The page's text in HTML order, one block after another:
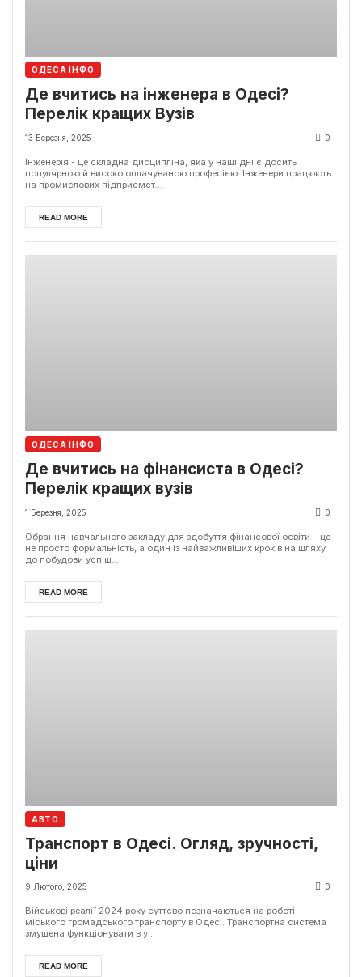
ОДЕСА ІНФО
Де вчитись на інженера в Одесі?
Перелік кращих Вузів
13 Березня, 2025 0
Інженерія - це складна дисципліна, яка у наші дні є досить
популярною й високо оплачуваною професією. Інженери працюють
на промислових підприємст...
READ MORE
ОДЕСА ІНФО
Де вчитись на фінансиста в Одесі?
Перелік кращих вузів
1 Березня, 2025 0
Обрання навчального закладу для здобуття фінансової освіти – це
не просто формальність, а один із найважливіших кроків на шляху
до побудови успіш...
READ MORE
АВТО
Транспорт в Одесі. Огляд, зручності,
ціни
9 Лютого, 2025 0
Військові реалії 2024 року суттєво позначаються на роботі
міського громадського транспорту в Одесі. Транспортна система
змушена функціонувати в у...
READ MORE